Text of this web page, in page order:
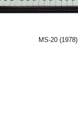
MS-20 (1978)